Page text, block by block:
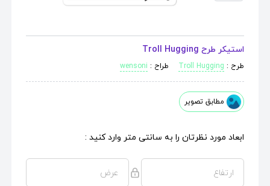
استیکر طرح Troll Hugging
طرح : Troll Hugging طراح : wensoni
ابعاد مورد نظرتان را به سانتی متر وارد کنید :
مطابق تصویر